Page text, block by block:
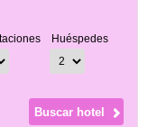
Huéspedes